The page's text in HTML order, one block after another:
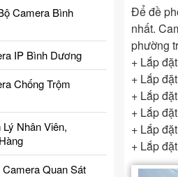
Để đề
nhất.
phường
+ Lắp
+ Lắp
+ Lắp
+ Lắp
+ Lắp
+ Lắp
Camera Bình
IP Bình Dương
Chống Trộm
Nhân Viên,
Quan Sát